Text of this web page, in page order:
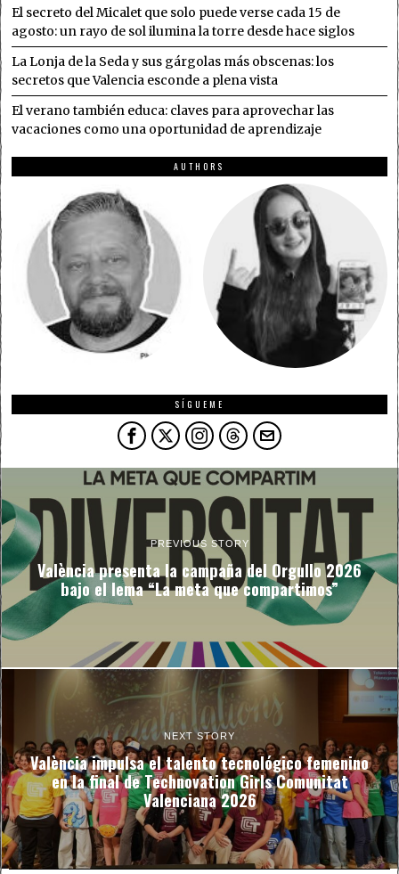
El secreto del Micalet que solo puede verse cada 15 de
agosto: un rayo de sol ilumina la torre desde hace siglos
La Lonja de la Seda y sus gárgolas más obscenas: los
secretos que Valencia esconde a plena vista
El verano también educa: claves para aprovechar las
vacaciones como una oportunidad de aprendizaje
AUTHORS
SÍGUEME
PREVIOUS STORY
València presenta la campaña del Orgullo 2026
bajo el lema “La meta que compartimos”
NEXT STORY
València impulsa el talento tecnológico femenino
en la final de Technovation Girls Comunitat
Valenciana 2026